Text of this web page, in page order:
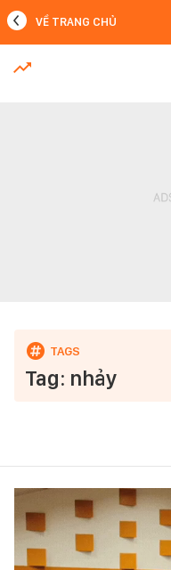
MỚI NHẤT
VỀ TRANG CHỦ
Tag: nhảy